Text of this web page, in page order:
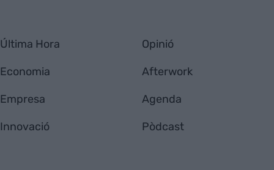
Última Hora
Economia
Empresa
Innovació
Opinió
Afterwork
Agenda
Pòdcast